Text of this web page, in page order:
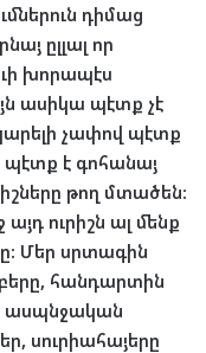
դիմաց
ըլլալ որ
խորապէս
ասիկա պէտք չէ
չափով պէտք
պէտք է գոհանայ
թող մտածեն:
այդ ուրիշն ալ մենք
: Մեր սրտագին
, հանդարտին
ասպնջական
, սուրիահայերը